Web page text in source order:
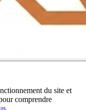
du site et
comprendre